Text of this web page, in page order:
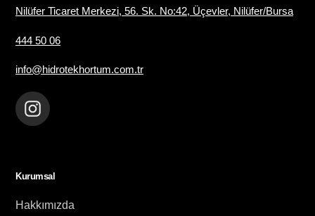
Nilüfer Ticaret Merkezi, 56. Sk. No:42, Üçevler, Nilüfer/Bursa
444 50 06
info@hidrotekhortum.com.tr
Instagram
Kurumsal
Hakkımızda